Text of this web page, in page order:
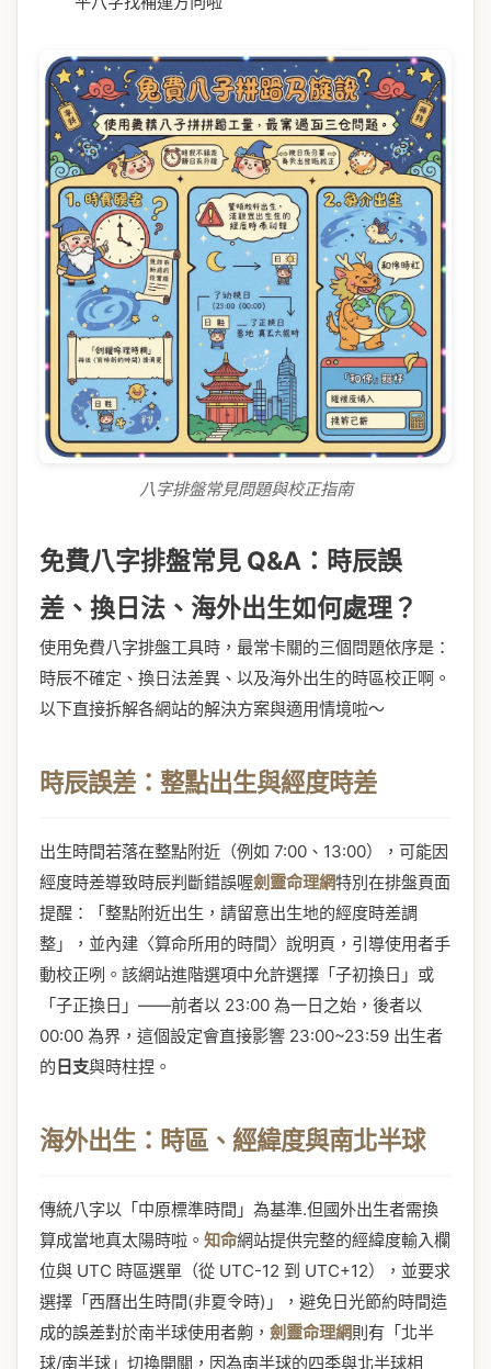
八字排盤常見問題與校正指南
免費八字排盤常見 Q&A：時辰誤
差、換日法、海外出生如何處理？
使用免費八字排盤工具時，最常卡關的三個問題依序是：
時辰不確定、換日法差異、以及海外出生的時區校正啊。
以下直接拆解各網站的解決方案與適用情境啦～
時辰誤差：整點出生與經度時差
出生時間若落在整點附近（例如 7:00、13:00），可能因
經度時差導致時辰判斷錯誤喔劍靈命理網特別在排盤頁面
提醒：「整點附近出生，請留意出生地的經度時差調
整」，並內建〈算命所用的時間〉說明頁，引導使用者手
動校正咧。該網站進階選項中允許選擇「子初換日」或
「子正換日」——前者以 23:00 為一日之始，後者以
00:00 為界，這個設定會直接影響 23:00~23:59 出生者
的日支與時柱捏。
海外出生：時區、經緯度與南北半球
傳統八字以「中原標準時間」為基準.但國外出生者需換
算成當地真太陽時啦。 知命網站提供完整的經緯度輸入欄
位與 UTC 時區選單（從 UTC-12 到 UTC+12），並要求
選擇「西曆出生時間(非夏令時)」，避免日光節約時間造
成的誤差對於南半球使用者齁， 劍靈命理網則有「北半
球/南半球」切換開關，因為南半球的四季與北半球相